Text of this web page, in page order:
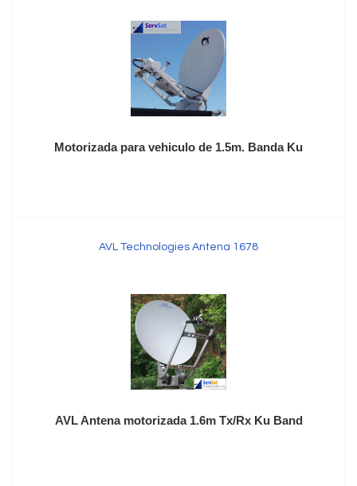
Motorizada para vehiculo de 1.5m. Banda Ku
AVL Technologies Antena 1678
AVL Antena motorizada 1.6m Tx/Rx Ku Band